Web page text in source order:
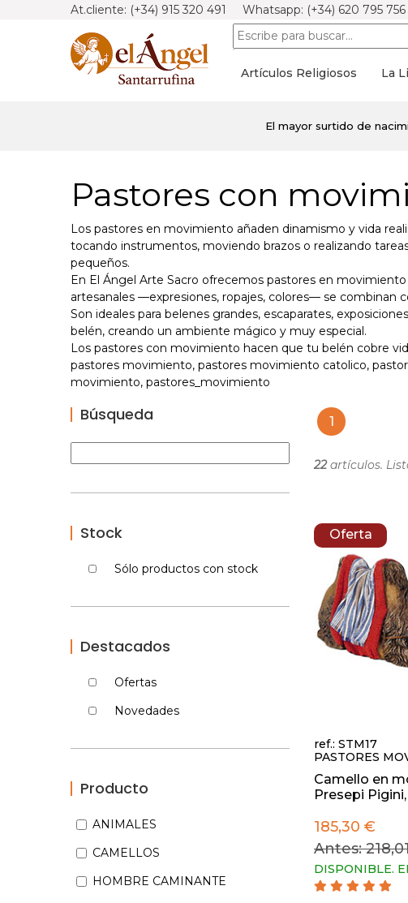
At.cliente: (+34) 915 320 491 Whatsapp: (+34) 620 795 756
Artículos Religiosos La
El mayor surtido de
Pastores con
Los pastores en movimiento añaden dinamismo y vida
tocando instrumentos, moviendo brazos o realizando
pequeños.
En El Ángel Arte Sacro ofrecemos pastores en
artesanales —expresiones, ropajes, colores— se combinan
Son ideales para belenes grandes, escaparates,
belén, creando un ambiente mágico y muy especial.
Los pastores con movimiento hacen que tu belén cobre
pastores movimiento, pastores movimiento catolico,
movimiento, pastores_movimiento
Búsqueda
Stock
Sólo productos con stock
Destacados
Ofertas
Novedades
Producto
ANIMALES
CAMELLOS
HOMBRE CAMINANTE
1
22artículos.
Oferta
ref.: STM17
PASTORES
Camello en
Presepi Pigini,
185,30 €
Antes:
DISPONIBLE.